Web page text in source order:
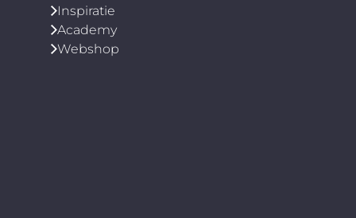
Inspiratie
Academy
Webshop